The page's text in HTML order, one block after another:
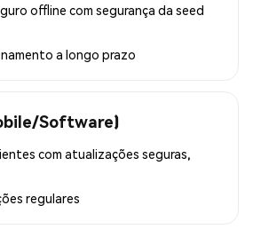
offline com segurança da seed
a longo prazo
Software)
com atualizações seguras,
regulares